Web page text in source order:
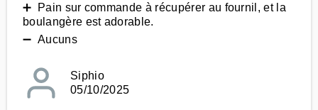
➕ Pain sur commande à récupérer au fournil, et la
boulangère est adorable.
➖ Aucuns
Siphio
05/10/2025